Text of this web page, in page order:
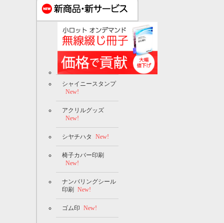
シャイニースタンプ
New!
アクリルグッズ
New!
シヤチハタ New!
椅子カバー印刷
New!
ナンバリングシール
印刷
New!
ゴム印 New!